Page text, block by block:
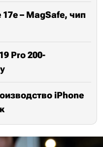
– MagSafe, чип
Pro 200-
iPhone